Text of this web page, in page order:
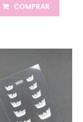
COMPRAR